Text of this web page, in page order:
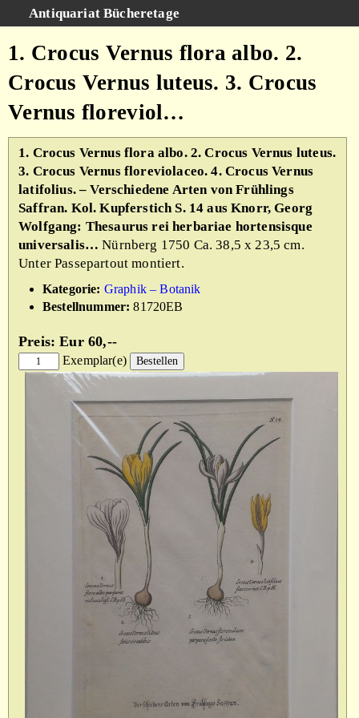
Antiquariat Bücheretage
Kategorien
Gesamtbestand
Warenkorb
AGB
Impressum
1. Crocus Vernus flora albo. 2.
Crocus Vernus luteus. 3. Crocus
Vernus floreviol…
1. Crocus Vernus flora albo. 2. Crocus Vernus luteus.
3. Crocus Vernus floreviolaceo. 4. Crocus Vernus
latifolius. – Verschiedene Arten von Frühlings
Saffran. Kol. Kupferstich S. 14 aus Knorr, Georg
Wolfgang: Thesaurus rei herbariae hortensisque
universalis… Nürnberg 1750 Ca. 38,5 x 23,5 cm.
Unter Passepartout montiert.
Kategorie: Graphik – Botanik
Bestellnummer: 81720EB
Preis: Eur 60,--
Exemplar(e)